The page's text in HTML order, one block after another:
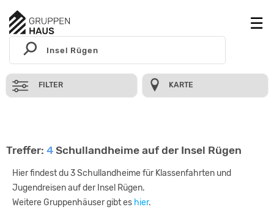
FILTER KARTE
Treffer: 4 Schullandheime auf der Insel Rügen
Hier findest du 3 Schullandheime für Klassenfahrten und
Jugendreisen auf der Insel Rügen.
Weitere Gruppenhäuser gibt es hier.